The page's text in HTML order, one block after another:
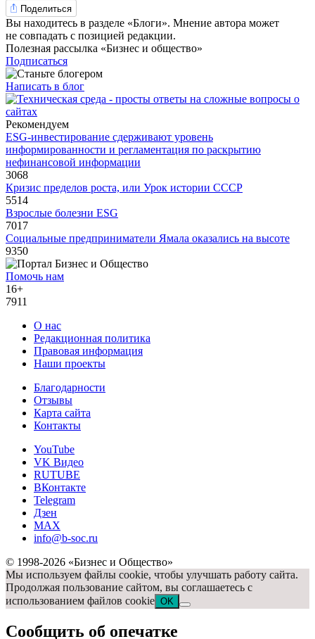
Поделиться
Вы находитесь в разделе «Блоги». Мнение автора может
не совпадать с позицией редакции.
Полезная рассылка «Бизнес и общество»
Подписаться
Написать в блог
Рекомендуем
ESG-инвестирование сдерживают уровень
информированности и регламентация по раскрытию
нефинансовой информации
3068
Кризис пределов роста, или Урок истории СССР
5514
Взрослые болезни ESG
7017
Социальные предприниматели Ямала оказались на высоте
9350
Помочь нам
16+
7911
О нас
Редакционная политика
Правовая информация
Наши проекты
Благодарности
Отзывы
Карта сайта
Контакты
YouTube
VK Видео
RUTUBE
ВКонтакте
Telegram
Дзен
MAX
info@b-soc.ru
© 1998-2026 «Бизнес и Общество»
Мы используем файлы cookie, чтобы улучшать работу сайта.
Продолжая пользование сайтом, вы соглашаетесь с
использованием файлов cookie OK
Сообщить об опечатке